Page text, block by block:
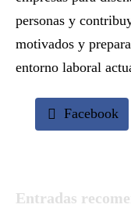
personas y
motivados y
entorno laboral
Facebook
Entradas